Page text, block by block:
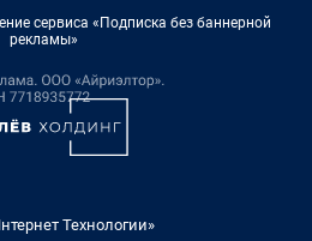
сервиса «Подписка без баннерной
рекламы»
Технологии»